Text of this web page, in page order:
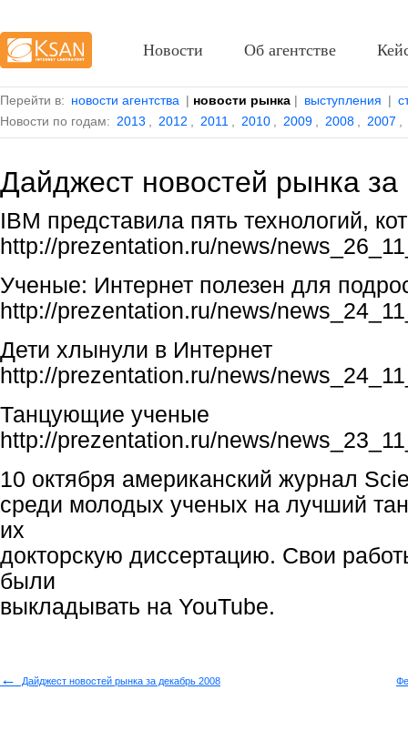
Перейти в: новости агентства | новости рынка | выступления |
Новости по годам: 2013 2012 2011 2010 2009 2008 2007
Дайджест новостей рынка за
IBM представила пять технологий,
http://prezentation.ru/news/
Ученые: Интернет полезен для
http://prezentation.ru/news/
Дети хлынули в Интернет
http://prezentation.ru/news/
Танцующие ученые
http://prezentation.ru/news/
10 октября американский журнал
среди молодых ученых на лучший
их
докторскую диссертацию. Свои
были
выкладывать на YouTube.
← Дайджест новостей рынка за декабрь 2008
Новости Об агентстве